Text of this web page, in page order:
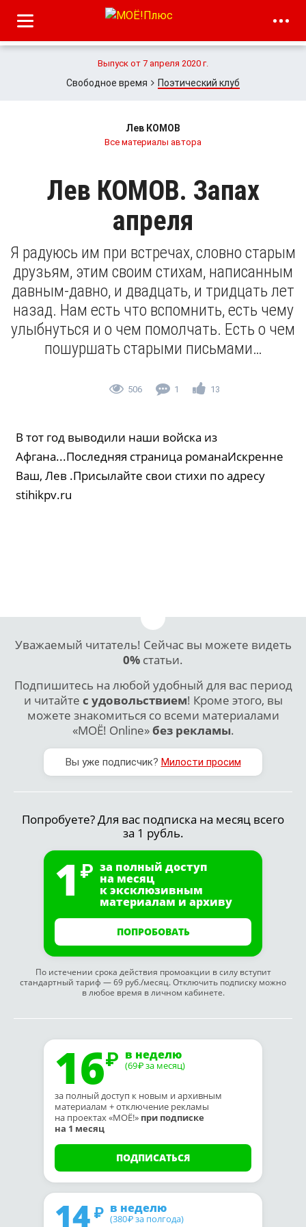
Выпуск от 7 апреля 2020 г.
Свободное время Поэтический клуб
Лев КОМОВ
Все материалы автора
Лев КОМОВ. Запах
апреля
Я радуюсь им при встречах, словно старым
друзьям, этим своим стихам, написанным
давным-давно, и двадцать, и тридцать лет
назад. Нам есть что вспомнить, есть чему
улыбнуться и о чем помолчать. Есть о чем
пошуршать старыми письмами…
506 1 13
В тот год выводили наши войска из
Афгана...Последняя страница романаИскренне
Ваш, Лев .Присылайте свои стихи по адресу
stihikpv.ru
Уважаемый читатель! Сейчас вы можете видеть
0% статьи.
Подпишитесь на любой удобный для вас период
и читайте с удовольствием! Кроме этого, вы
можете знакомиться со всеми материалами
«МОЁ! Online»без рекламы.
Вы уже подписчик? Милости просим
Попробуете? Для вас подписка на месяц всего
за 1 рубль.
1 за полный доступ
на месяц
к эксклюзивным
материалам и архиву
ПОПРОБОВАТЬ
По истечении срока действия промоакции в силу вступит
стандартный тариф — 69 руб./месяц. Отключить подписку можно
в любое время в личном кабинете.
16 в неделю
(69₽ за месяц)
за полный доступ к новым и архивным
материалам + отключение рекламы
на проектах «МОЁ!» при подписке
на 1 месяц
ПОДПИСАТЬСЯ
14 в неделю
(380₽ за полгода)